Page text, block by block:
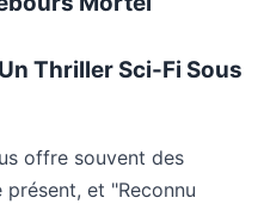
Thriller Sci-Fi Sous
offre souvent des
et "Reconnu